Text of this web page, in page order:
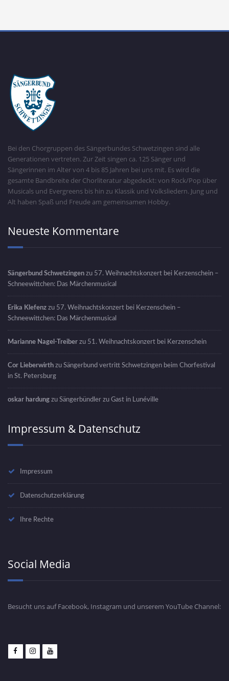
Bei den Chorgruppen des Sängerbundes Schwetzingen sind alle
Generationen vertreten. Zur Zeit singen ca. 125 Sänger und
Sängerinnen im Alter von 4 bis 85 Jahren bei uns mit. Es wird die
gesamte Bandbreite der Chorliteratur abgedeckt: von Rock/Pop über
Musicals und Evergreens bis hin zu Klassik und Volksliedern. Jung und
Alt haben Spaß und Freude am gemeinsamen Hobby.
Neueste Kommentare
Sängerbund Schwetzingen zu 57. Weihnachtskonzert bei Kerzenschein –
Schneewittchen: Das Märchenmusical
Erika Klefenz zu 57. Weihnachtskonzert bei Kerzenschein –
Schneewittchen: Das Märchenmusical
Marianne Nagel-Treiber zu 51. Weihnachtskonzert bei Kerzenschein
Cor Lieberwirth zu Sängerbund vertritt Schwetzingen beim Chorfestival
in St. Petersburg
oskar hardung zu Sängerbündler zu Gast in Lunéville
Impressum & Datenschutz
Impressum
Datenschutzerklärung
Ihre Rechte
Social Media
Besucht uns auf Facebook, Instagram und unserem YouTube Channel: